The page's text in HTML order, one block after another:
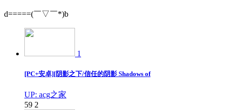
d=====(￣▽￣*)b
1
[PC+安卓][阴影之下/信任的阴影 Shadows of
UP: acg之家
59 2